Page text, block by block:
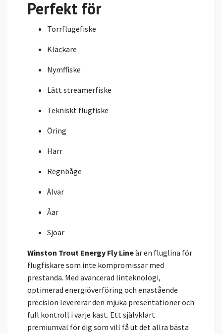
Perfekt för
Torrflugefiske
Kläckare
Nymffiske
Lätt streamerfiske
Tekniskt flugfiske
Öring
Harr
Regnbåge
Älvar
Åar
Sjöar
Winston Trout Energy Fly Lineär en fluglina för
flugfiskare som inte kompromissar med
prestanda. Med avancerad linteknologi,
optimerad energiöverföring och enastående
precision levererar den mjuka presentationer och
full kontroll i varje kast. Ett självklart
premiumval för dig som vill få ut det allra bästa